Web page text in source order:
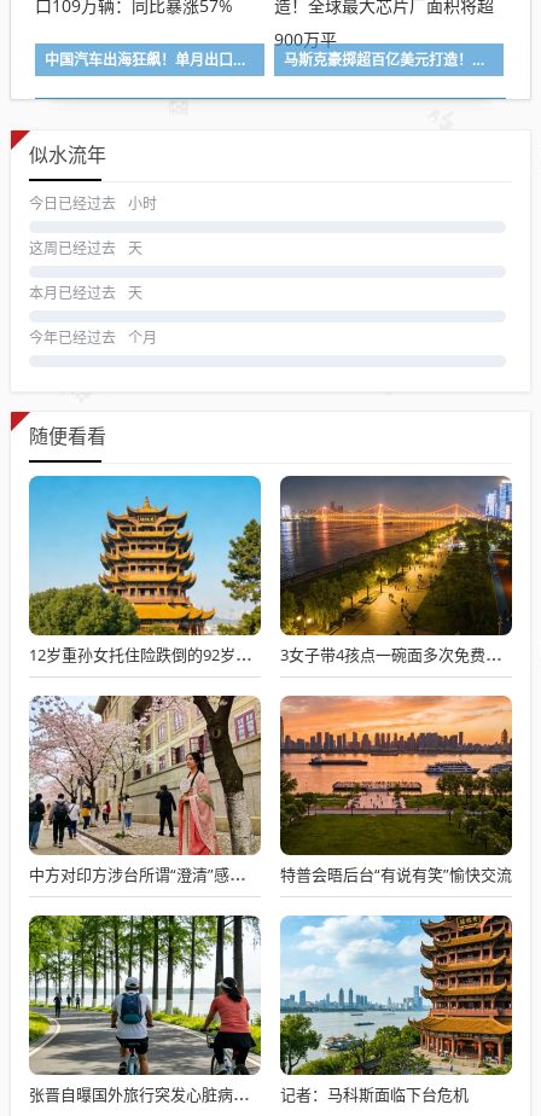
中国汽车出海狂飙！单月出口109万辆：同比暴涨57% 马斯克豪掷超百亿美元打造！全球最大芯片厂面积将超900万平
似水流年
今日已经过去 小时
这周已经过去 天
本月已经过去 天
今年已经过去 个月
随便看看
12岁重孙女托住险跌倒的92岁太爷爷 3女子带4孩点一碗面多次免费续面
中方对印方涉台所谓“澄清”感到意外 特普会晤后台“有说有笑”愉快交流
张晋自曝国外旅行突发心脏病险丧命 记者：马科斯面临下台危机